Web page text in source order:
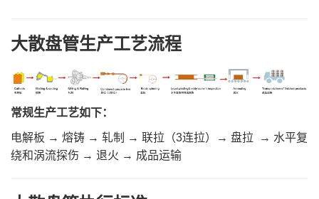
大散盘管生产工艺流程
常规生产工艺如下：
电解板 → 熔铸 → 轧制 → 联拉（3连拉）→ 盘拉 → 水平复
绕和涡流探伤 → 退火 → 成品运输